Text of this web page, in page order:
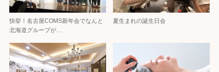
快挙！名古屋COMS新年会でなんと
北海道グループが…
夏生まれの誕生日会